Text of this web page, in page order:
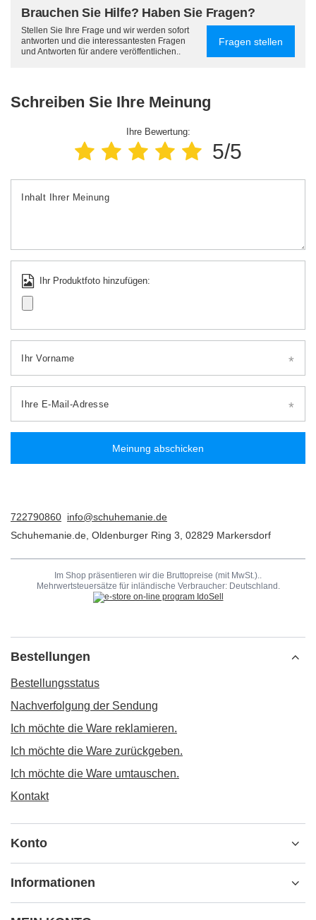
Brauchen Sie Hilfe? Haben Sie Fragen?
Stellen Sie Ihre Frage und wir werden sofort
antworten und die interessantesten Fragen
und Antworten für andere veröffentlichen..
Fragen stellen
Schreiben Sie Ihre Meinung
Ihre Bewertung:
5/5
Inhalt Ihrer Meinung
Ihr Produktfoto hinzufügen:
Ihr Vorname
Ihre E-Mail-Adresse
Meinung abschicken
722790860 info@schuhemanie.de
Schuhemanie.de Oldenburger Ring 3 02829 Markersdorf
Im Shop präsentieren wir die Bruttopreise (mit MwSt.)..
Mehrwertsteuersätze für inländische Verbraucher: Deutschland .
Bestellungen
Bestellungsstatus
Nachverfolgung der Sendung
Ich möchte die Ware reklamieren.
Ich möchte die Ware zurückgeben.
Ich möchte die Ware umtauschen.
Kontakt
Konto
Informationen